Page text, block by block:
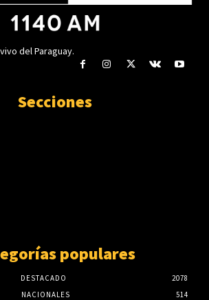
del Paraguay.
Secciones
populares
DESTACADO
2078
NACIONALES
514